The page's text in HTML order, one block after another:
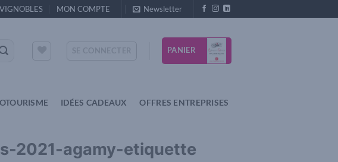
MON COMPTE Newsletter
PANIER
IDÉES CADEAUX OFFRES ENTREPRISES
2021-agamy-etiquette